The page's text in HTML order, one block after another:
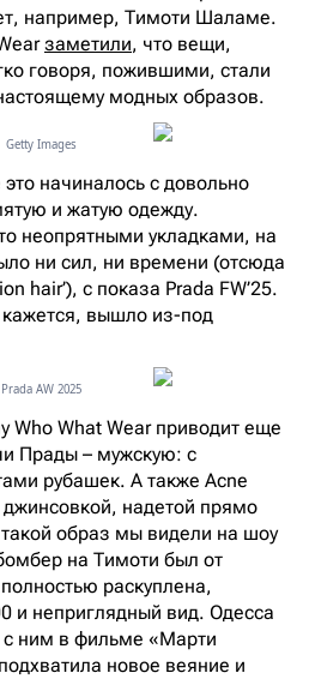
например, Тимоти Шаламе.
заметили, что вещи,
говоря, пожившими, стали
модных образов.
Getty Images
начиналось с довольно
и жатую одежду.
неопрятными укладками, на
ни сил, ни времени (отсюда
hair’), с показа Prada FW’25.
вышло из-под
Prada AW 2025
Who What Wear приводит еще
Прады – мужскую: с
рубашек. А также Acne
надетой прямо
образ мы видели на шоу
на Тимоти был от
раскуплена,
и неприглядный вид. Одесса
ним в фильме «Марти
новое веяние и